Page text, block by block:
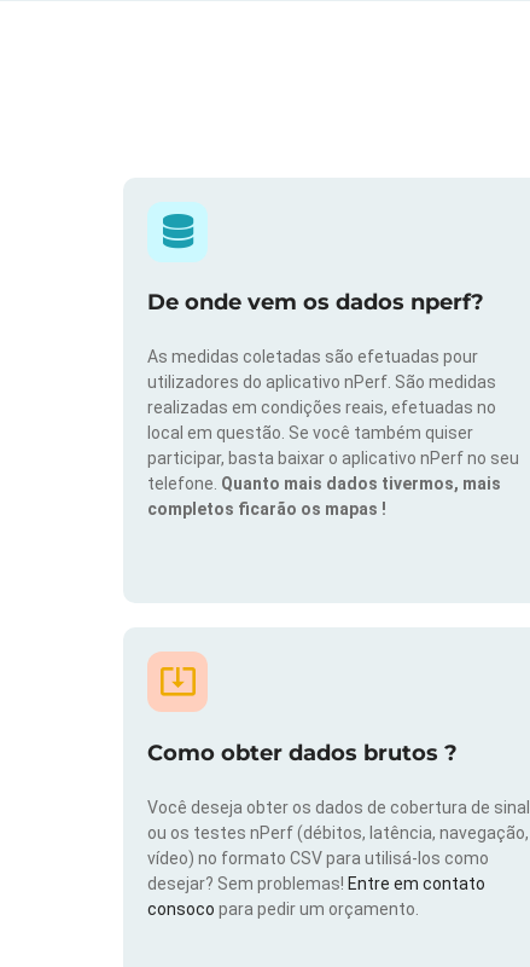
De onde vem os dados nperf?
As medidas coletadas são efetuadas pour
utilizadores do aplicativo nPerf. São medidas
realizadas em condições reais, efetuadas no
local em questão. Se você também quiser
participar, basta baixar o aplicativo nPerf no seu
telefone. Quanto mais dados tivermos, mais
completos ficarão os mapas !
Como obter dados brutos ?
Você deseja obter os dados de cobertura de sinal
ou os testes nPerf (débitos, latência, navegação,
vídeo) no formato CSV para utilisá-los como
desejar? Sem problemas! Entre em contato
consoco para pedir um orçamento.